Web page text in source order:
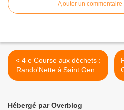
Ajouter un commentaire
< 4 e Course aux déchets :
Rando'Nette à Saint Genis
les Ollières le dimanche 15
Hébergé par Overblog